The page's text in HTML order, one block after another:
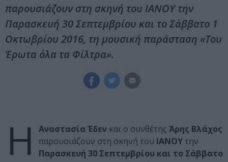
παρουσιάζουν στη σκηνή του ΙΑΝΟΥ την
Παρασκευή 30 Σεπτεμβρίου και το Σάββατο 1
Οκτωβρίου 2016, τη μουσική παράσταση «Του
Έρωτα όλα τα Φίλτρα».
Η Αναστασία Έδεν και ο συνθέτης Άρης Βλάχος
παρουσιάζουν στη σκηνή του ΙΑΝΟΥ την
Παρασκευή 30 Σεπτεμβρίου και το Σάββατο